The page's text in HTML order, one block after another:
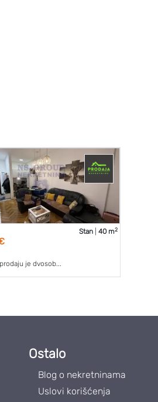
Stan| 40 m2
je dvosob...
Ostalo
Blog o nekretninama
Uslovi korišćenja